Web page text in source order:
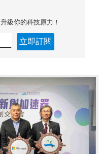
級你的科技原力！
立即訂閱